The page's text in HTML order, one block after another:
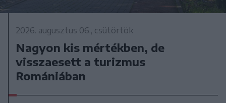
2026. augusztus 06., csütörtök
Nagyon kis mértékben, de
visszaesett a turizmus
Romániában